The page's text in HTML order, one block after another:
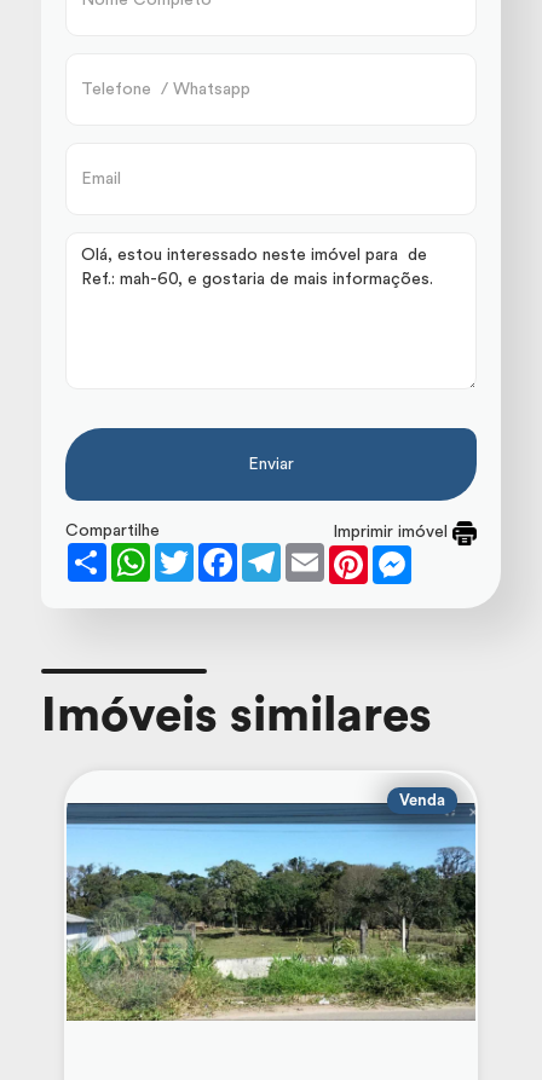
Enviar
Imprimir imóvel
Compartilhe
Share
WhatsApp
TwitterFacebookTelegram
Email Pinterest
Imóveis similares
Venda